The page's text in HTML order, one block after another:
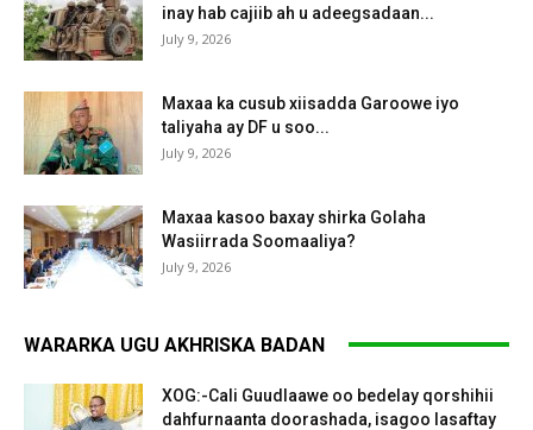
inay hab cajiib ah u adeegsadaan...
July 9, 2026
Maxaa ka cusub xiisadda Garoowe iyo
taliyaha ay DF u soo...
July 9, 2026
Maxaa kasoo baxay shirka Golaha
Wasiirrada Soomaaliya?
July 9, 2026
WARARKA UGU AKHRISKA BADAN
XOG:-Cali Guudlaawe oo bedelay qorshihii
dahfurnaanta doorashada, isagoo lasaftay